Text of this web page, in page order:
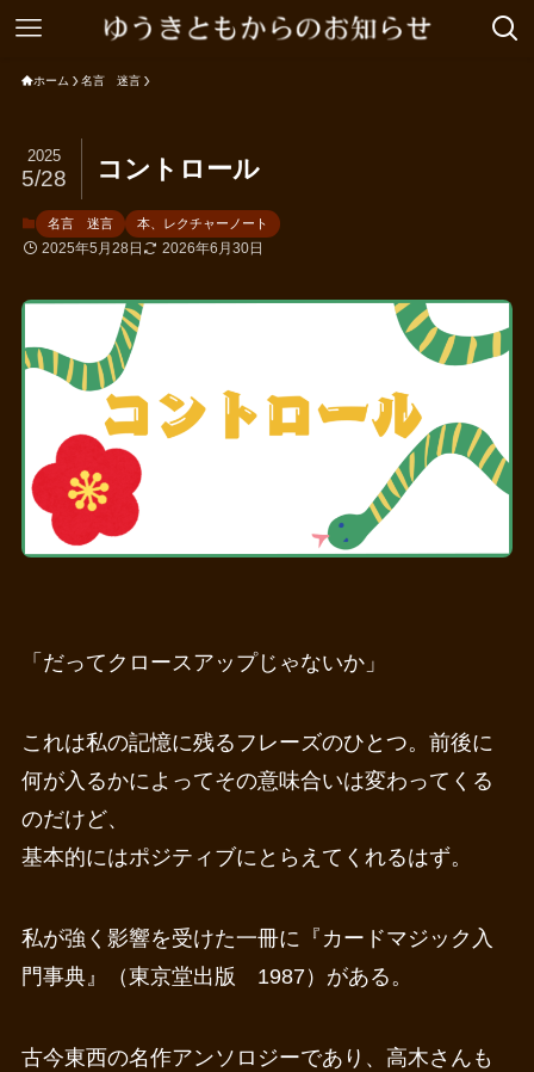
ホーム 名言 迷言
コントロール
2025
5/28
名言 迷言 本、レクチャーノート
2025年5月28日 2026年6月30日
「だってクロースアップじゃないか」
これは私の記憶に残るフレーズのひとつ。前後に
何が入るかによってその意味合いは変わってくる
のだけど、
基本的にはポジティブにとらえてくれるはず。
私が強く影響を受けた一冊に『カードマジック入
門事典』（東京堂出版 1987）がある。
古今東西の名作アンソロジーであり、高木さんも